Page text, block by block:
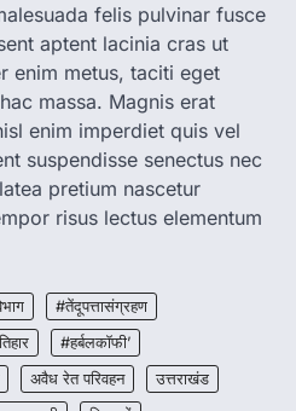
August 7, 2026
कृमि मुक्ति दिवस भारत सरकार द्वारा
सुधार के लिए वर्ष…
विष्णुदेव साय के नेतृत्व में
को बड़ी उपलब्धि
और किसानों की आय…
माह की अनुष्का को मिला नया
felis pulvinar fusce
aptent lacinia cras ut
enim metus, taciti eget
massa. Magnis erat
enim imperdiet quis vel
suspendisse senectus nec
pretium nascetur
risus lectus elementum
#तेंदूपत्तासंग्रहण
#हर्बलकॉफी’
अवैध रेत परिवहन
उत्तराखंड